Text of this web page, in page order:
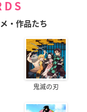
・作品たち
鬼滅の刃